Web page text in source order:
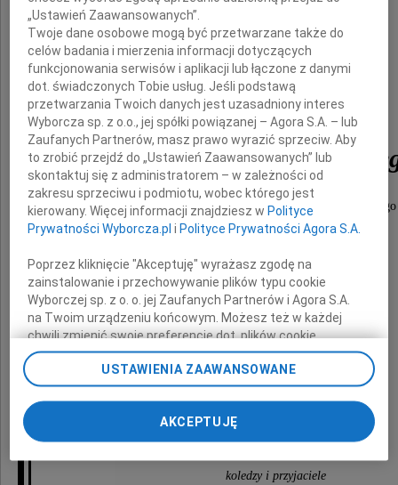
Z głębokim żalem i smutkiem
przyjęliśmy wiadomość o śmierci
Waldemara
zasłużonego działacza sportowego i społecznego
Rodzinie
i
Bliskim
wyrazy szczerego współczucia
koledzy i przyjaciele
„Ustawień Zaawansowanych”.
Twoje dane osobowe mogą być przetwarzane także do
celów badania i mierzenia informacji dotyczących
funkcjonowania serwisów i aplikacji lub łączone z danymi
dot. świadczonych Tobie usług. Jeśli podstawą
przetwarzania Twoich danych jest uzasadniony interes
Wyborcza sp. z o.o., jej spółki powiązanej – Agora S.A. – lub
Zaufanych Partnerów, masz prawo wyrazić sprzeciw. Aby
to zrobić przejdź do „Ustawień Zaawansowanych” lub
skontaktuj się z administratorem – w zależności od
zakresu sprzeciwu i podmiotu, wobec którego jest
kierowany. Więcej informacji znajdziesz w Polityce
Prywatności Wyborcza.pl i Polityce Prywatności Agora S.A.
Poprzez kliknięcie "Akceptuję" wyrażasz zgodę na
zainstalowanie i przechowywanie plików typu cookie
Wyborczej sp. z o. o. jej Zaufanych Partnerów i Agora S.A.
na Twoim urządzeniu końcowym. Możesz też w każdej
chwili zmienić swoje preferencje dot. plików cookie,
ponownie wywołując narzędzie do zarządzania Twoimi
preferencjami dot. przetwarzania danych poprzez
odnośnik „Ustawienia prywatności” w stopce serwisu i
przechodząc do sekcji „Ustawienia zaawansowane”.
Zmiana ustawień plików cookie możliwa jest także za
pomocą ustawień przeglądarki.
My, nasi Zaufani Partnerzy i Agora S.A. możemy
USTAWIENIA ZAAWANSOWANE
AKCEPTUJĘ